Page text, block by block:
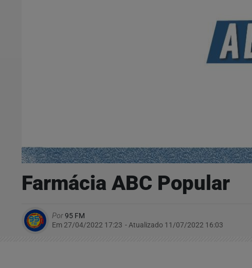
Farmácia ABC Popular
Por95 FM
Em 27/04/2022 17:23 - Atualizado 11/07/2022 16:03